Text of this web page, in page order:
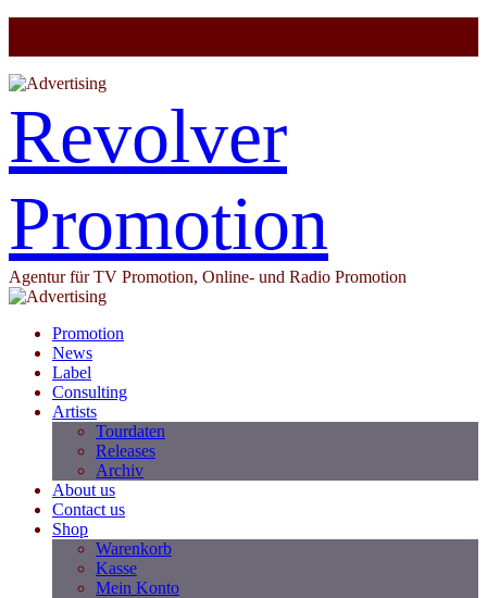
Revolver
Promotion
Agentur für TV Promotion, Online- und Radio Promotion
Promotion
News
Label
Consulting
Artists
Tourdaten
Releases
Archiv
About us
Contact us
Shop
Warenkorb
Kasse
Mein Konto